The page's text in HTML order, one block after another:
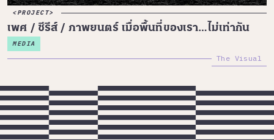
PROJECT
เพศ / ซีรีส์ / ภาพยนตร์ เมื่อพื้นที่ของเรา…ไม่เท่ากัน
MEDIA
The Visual